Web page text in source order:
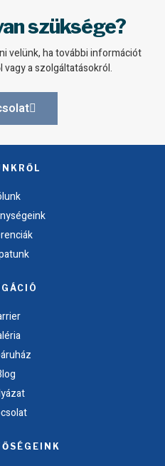
szüksége?
velünk, ha további információt
a szolgáltatásokról.